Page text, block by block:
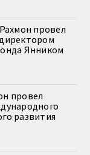
провел
Янником
провел
развития